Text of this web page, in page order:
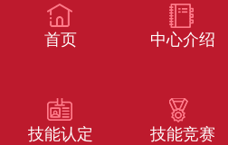
首页 中心介绍
技能认定 技能竞赛